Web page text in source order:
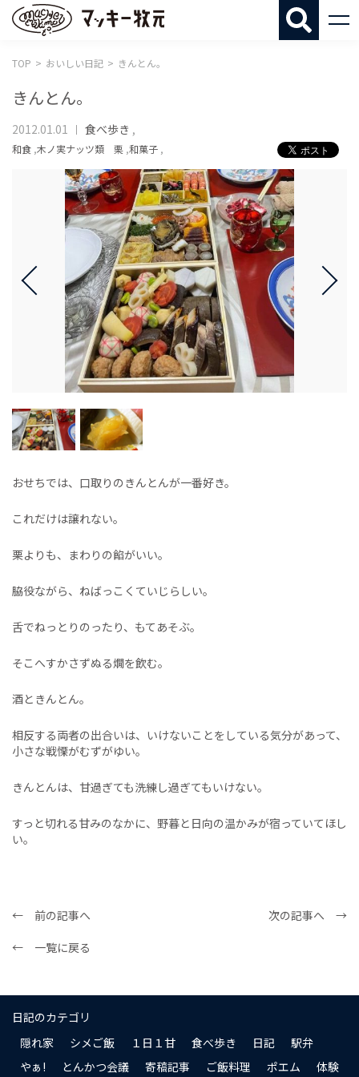
TOP おいしい日記 きんとん。
きんとん。
2012.01.01 食べ歩き ,
和食 ,木ノ実ナッツ類 栗 ,和菓子 ,
おせちでは、口取りのきんとんが一番好き。
これだけは譲れない。
栗よりも、まわりの餡がいい。
脇役ながら、ねばっこくていじらしい。
舌でねっとりのったり、もてあそぶ。
そこへすかさずぬる燗を飲む。
酒ときんとん。
相反する両者の出合いは、いけないことをしている気分があって、
小さな戦慄がむずがゆい。
きんとんは、甘過ぎても洗練し過ぎてもいけない。
すっと切れる甘みのなかに、野暮と日向の温かみが宿っていてほし
い。
← 前の記事へ
次の記事へ →
← 一覧に戻る
日記のカテゴリ
隠れ家
シメご飯 １日１甘 食べ歩き 日記
駅弁
やぁ!
とんかつ会議 寄稿記事 ご飯料理 ポエム 体験